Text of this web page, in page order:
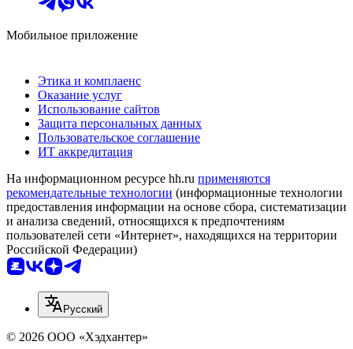
Мобильное приложение
Этика и комплаенс
Оказание услуг
Использование сайтов
Защита персональных данных
Пользовательское соглашение
ИТ аккредитация
На информационном ресурсе hh.ru применяются
рекомендательные технологии (информационные технологии
предоставления информации на основе сбора, систематизации
и анализа сведений, относящихся к предпочтениям
пользователей сети «Интернет», находящихся на территории
Российской Федерации)
Русский
© 2026 ООО «Хэдхантер»